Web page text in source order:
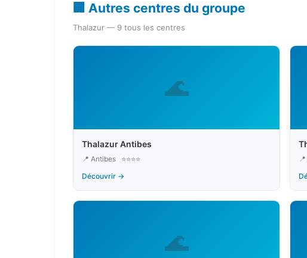
🏢 Autres centres du groupe
Thalazur — 9 tous les centres
🌊
Thalazur Antibes
📍 Antibes
⭐⭐⭐⭐
Découvrir →
🌊